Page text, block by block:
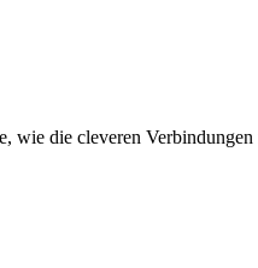
die cleveren